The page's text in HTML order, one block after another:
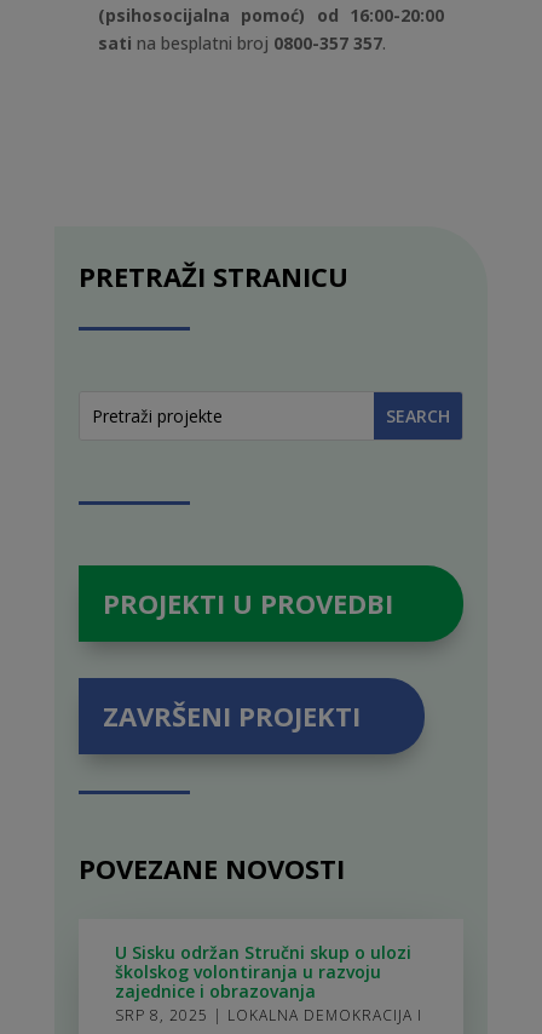
(psihosocijalna pomoć) od 16:00-20:00
sati na besplatni broj 0800-357 357.
PRETRAŽI STRANICU
PROJEKTI U PROVEDBI
ZAVRŠENI PROJEKTI
POVEZANE NOVOSTI
U Sisku održan Stručni skup o ulozi
školskog volontiranja u razvoju
zajednice i obrazovanja
SRP 8, 2025 | LOKALNA DEMOKRACIJA I